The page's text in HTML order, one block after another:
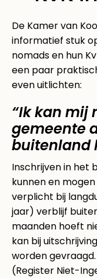
De Kamer van
informatief stuk
nomads en hun
een paar
even uitlichten:
“Ik kan mij
gemeente
buitenland
Inschrijven in het
kunnen en
verplicht bij
jaar) verblijf
maanden hoeft
kan bij
worden
(Register Niet-